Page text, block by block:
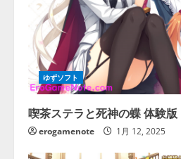
ゆずソフト
喫茶ステラと死神の蝶 体験版
erogamenote 1月 12, 2025